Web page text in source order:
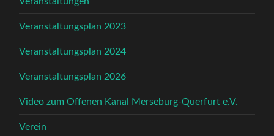
Veranstaltungsplan 2023
Veranstaltungsplan 2024
Veranstaltungsplan 2026
Video zum Offenen Kanal Merseburg-Querfurt e.V.
Verein